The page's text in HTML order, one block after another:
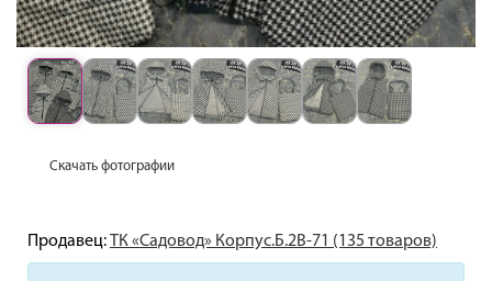
Скачать фотографии
Продавец:ТК «Садовод» Корпус.Б.2В-71 (135 товаров)